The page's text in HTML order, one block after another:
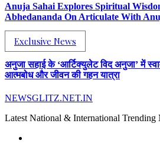
Anuja Sahai Explores Spiritual
Abhedananda On Articulate With
Exclusive News
अनुजा सहाई के ‘आर्टिक्युलेट विद अनुजा’ में
आत्मबोध और जीवन की गहन यात्रा
NEWSGLITZ.NET.IN
Latest National & International Trending